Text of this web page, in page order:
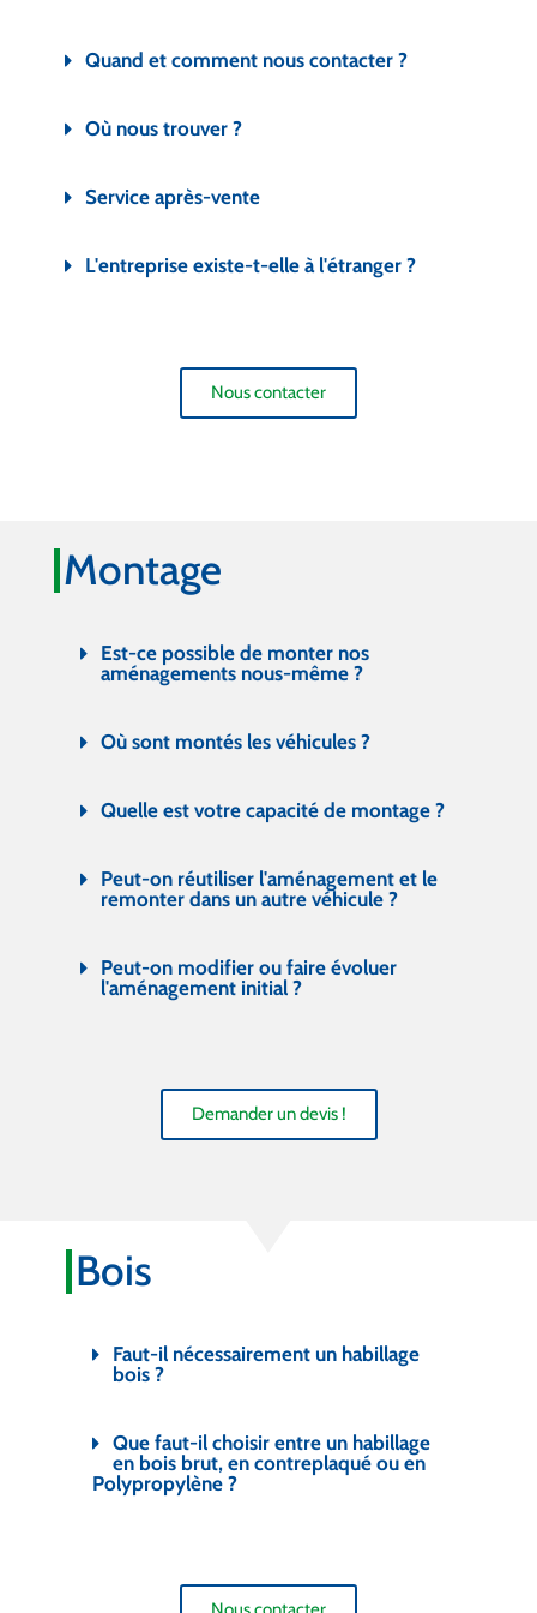
Nous contacter
Quand et comment nous contacter ?
Où nous trouver ?
Service après-vente
L'entreprise existe-t-elle à l'étranger ?
Montage
Demander un devis !
Est-ce possible de monter nos
aménagements nous-même ?
Où sont montés les véhicules ?
Quelle est votre capacité de montage ?
Peut-on réutiliser l'aménagement et le
remonter dans un autre véhicule ?
Peut-on modifier ou faire évoluer
l'aménagement initial ?
Bois
Faut-il nécessairement un habillage
bois ?
Que faut-il choisir entre un habillage
en bois brut, en contreplaqué ou en
Polypropylène ?